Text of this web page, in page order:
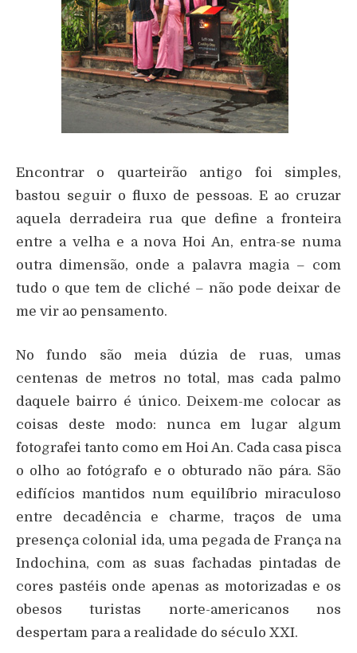
Encontrar o quarteirão antigo foi simples,
bastou seguir o fluxo de pessoas. E ao cruzar
aquela derradeira rua que define a fronteira
entre a velha e a nova Hoi An, entra-se numa
outra dimensão, onde a palavra magia – com
tudo o que tem de cliché – não pode deixar de
me vir ao pensamento.
No fundo são meia dúzia de ruas, umas
centenas de metros no total, mas cada palmo
daquele bairro é único. Deixem-me colocar as
coisas deste modo: nunca em lugar algum
fotografei tanto como em Hoi An. Cada casa pisca
o olho ao fotógrafo e o obturado não pára. São
edifícios mantidos num equilíbrio miraculoso
entre decadência e charme, traços de uma
presença colonial ida, uma pegada de França na
Indochina, com as suas fachadas pintadas de
cores pastéis onde apenas as motorizadas e os
obesos turistas norte-americanos nos
despertam para a realidade do século XXI.